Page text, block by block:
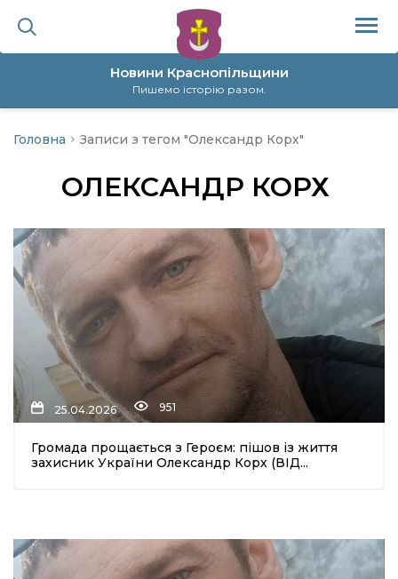
Новини Краснопільщини
Пишемо історію разом.
політика
Головна Записи з тегом "Олександр Корх"
ОЛЕКСАНДР КОРХ
25.04.2026 951
Громада прощається з Героєм: пішов із життя
захисник України Олександр Корх (ВІД...